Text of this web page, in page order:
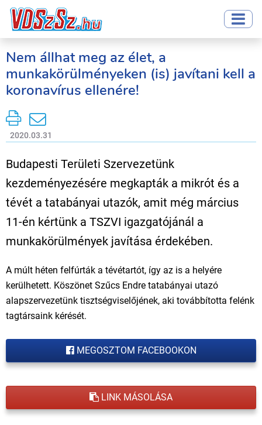
Nem állhat meg az élet, a
munkakörülményeken (is) javítani kell a
koronavírus ellenére!
2020.03.31
Budapesti Területi Szervezetünk
kezdeményezésére megkapták a mikrót és a
tévét a tatabányai utazók, amit még március
11-én kértünk a TSZVI igazgatójánál a
munkakörülmények javítása érdekében.
A múlt héten felfúrták a tévétartót, így az is a helyére
kerülhetett. Köszönet Szűcs Endre tatabányai utazó
alapszervezetünk tisztségviselőjének, aki továbbította felénk
tagtársaink kérését.
MEGOSZTOM FACEBOOKON
LINK MÁSOLÁSA